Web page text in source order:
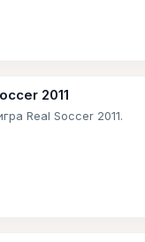
2011
Real Soccer 2011.